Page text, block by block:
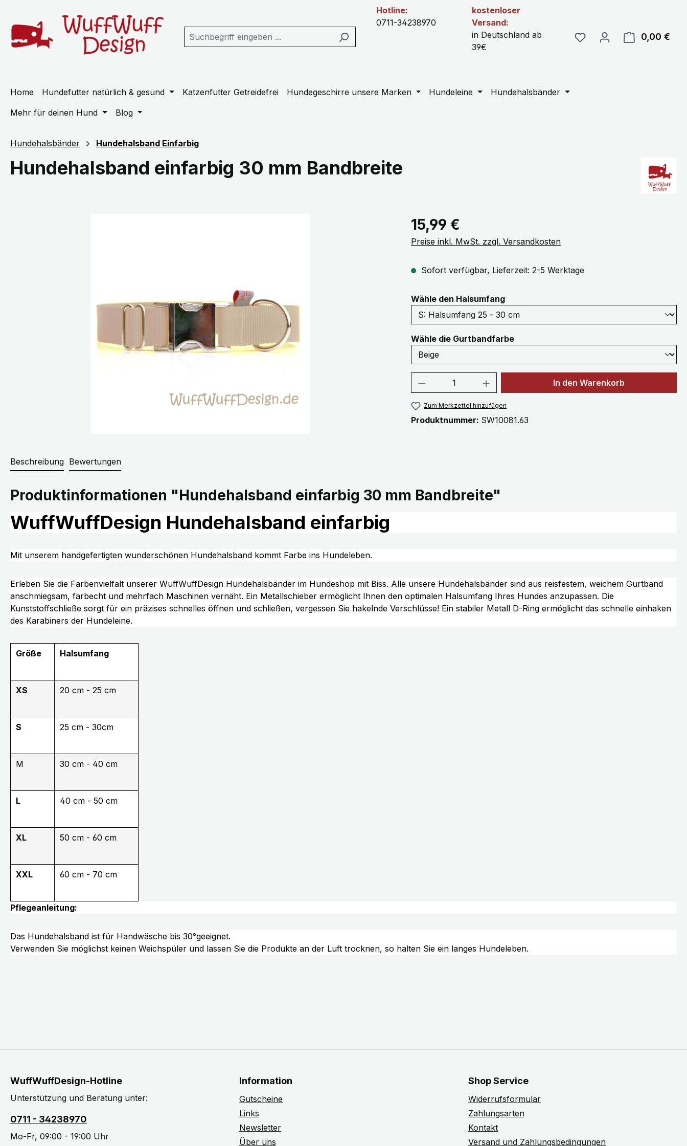
Hotline:
0711-34238970
kostenloser
Versand:
in Deutschland ab
39€
0,00 €
Home Hundefutter natürlich & gesund Katzenfutter Getreidefrei Hundegeschirre unsere Marken Hundeleine
Hundehalsbänder
Mehr für deinen Hund
Blog
Hundehalsbänder Hundehalsband Einfarbig
Hundehalsband einfarbig 30 mm Bandbreite
Regulärer Preis:
15,99 €
Preise inkl. MwSt. zzgl. Versandkosten
Sofort verfügbar, Lieferzeit: 2-5 Werktage
Wähle den Halsumfangauswählen
Wähle die Gurtbandfarbeauswählen
Produkt Anzahl: Gib den gewünschten Wert
In den Warenkorb
Zum Merkzettel hinzufügen
Produktnummer: SW10081.63
Beschreibung Bewertungen
Produktinformationen "Hundehalsband einfarbig 30 mm Bandbreite"
WuffWuffDesign Hundehalsband einfarbig
Mit unserem handgefertigten wunderschönen Hundehalsband kommt Farbe ins Hundeleben.
Erleben Sie die Farbenvielfalt unserer WuffWuffDesign Hundehalsbänder im Hundeshop mit Biss. Alle unsere Hundehalsbänder sind aus reisfestem, weichem Gurtband
anschmiegsam, farbecht und mehrfach Maschinen vernäht. Ein Metallschieber ermöglicht Ihnen den optimalen Halsumfang Ihres Hundes anzupassen. Die
Kunststoffschließe sorgt für ein präzises schnelles öffnen und schließen, vergessen Sie hakelnde Verschlüsse! Ein stabiler Metall D-Ring ermöglicht das schnelle einhaken
des Karabiners der Hundeleine.
Größe Halsumfang
XS 20 cm - 25 cm
S 25 cm - 30cm
M 30 cm - 40 cm
L 40 cm - 50 cm
XL 50 cm - 60 cm
XXL 60 cm - 70 cm
Pflegeanleitung:
Das Hundehalsband ist für Handwäsche bis 30°geeignet.
Verwenden Sie möglichst keinen Weichspüler und lassen Sie die Produkte an der Luft trocknen, so halten Sie ein langes Hundeleben.
WuffWuffDesign-Hotline
Unterstützung und Beratung unter:
0711 - 34238970
Mo-Fr, 09:00 - 19:00 Uhr
Information
Gutscheine
Links
Newsletter
Über uns
Shop Service
Widerrufsformular
Zahlungsarten
Kontakt
Versand und Zahlungsbedingungen